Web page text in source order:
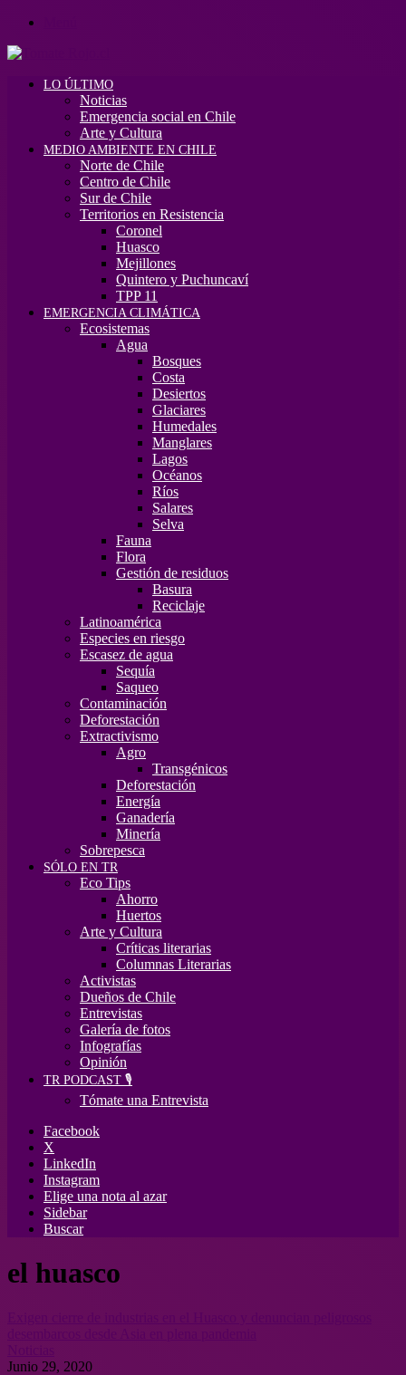
LO ÚLTIMO
Noticias
Emergencia social en Chile
Arte y Cultura
MEDIO AMBIENTE EN CHILE
Norte de Chile
Centro de Chile
Sur de Chile
Territorios en Resistencia
Coronel
Huasco
Mejillones
Quintero y Puchuncaví
TPP 11
EMERGENCIA CLIMÁTICA
Ecosistemas
Agua
Bosques
Costa
Desiertos
Glaciares
Humedales
Manglares
Lagos
Océanos
Ríos
Salares
Selva
Fauna
Flora
Gestión de residuos
Basura
Reciclaje
Latinoamérica
Especies en riesgo
Escasez de agua
Sequía
Saqueo
Contaminación
Deforestación
Extractivismo
Agro
Transgénicos
Deforestación
Energía
Ganadería
Minería
Sobrepesca
SÓLO EN TR
Eco Tips
Ahorro
Huertos
Arte y Cultura
Críticas literarias
Columnas Literarias
Activistas
Dueños de Chile
Entrevistas
Galería de fotos
Infografías
Opinión
TR PODCAST 🎙️
Tómate una Entrevista
Facebook
X
LinkedIn
Instagram
Elige una nota al azar
Sidebar
Buscar
el huasco
Junio 29, 2020